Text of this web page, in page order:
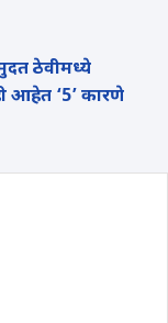
ठेवीमध्ये
आहेत ‘5’ कारणे